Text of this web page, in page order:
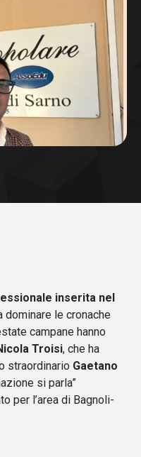
inserita nel
dominare le cronache
campane hanno
Troisi, che ha
straordinario Gaetano
si parla”
per l’area di Bagnoli-